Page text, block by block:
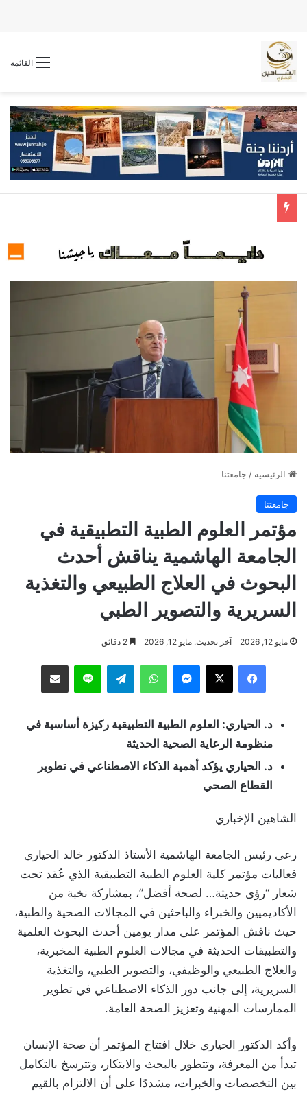
القائمة
الرئيسية / جامعتنا
جامعتنا
مؤتمر العلوم الطبية التطبيقية في
الجامعة الهاشمية يناقش أحدث
البحوث في العلاج الطبيعي والتغذية
السريرية والتصوير الطبي
مايو 12, 2026 آخر تحديث: مايو 12, 2026
فيسبوك ‫X ماسنجر واتساب تيلقرام لاين مشاركة عبر البريد
د. الحياري: العلوم الطبية التطبيقية ركيزة أساسية في
منظومة الرعاية الصحية الحديثة
د. الحياري يؤكد أهمية الذكاء الاصطناعي في تطوير
القطاع الصحي
الشاهين الإخباري
رعى رئيس الجامعة الهاشمية الأستاذ الدكتور خالد الحياري
فعاليات مؤتمر كلية العلوم الطبية التطبيقية الذي عُقد تحت
شعار “رؤى حديثة… لصحة أفضل”، بمشاركة نخبة من
الأكاديميين والخبراء والباحثين في المجالات الصحية والطبية،
حيث ناقش المؤتمر على مدار يومين أحدث البحوث العلمية
والتطبيقات الحديثة في مجالات العلوم الطبية المخبرية،
والعلاج الطبيعي والوظيفي، والتصوير الطبي، والتغذية
السريرية، إلى جانب دور الذكاء الاصطناعي في تطوير
الممارسات المهنية وتعزيز الصحة العامة.
وأكد الدكتور الحياري خلال افتتاح المؤتمر أن صحة الإنسان
تبدأ من المعرفة، وتتطور بالبحث والابتكار، وتترسخ بالتكامل
بين التخصصات والخبرات، مشددًا على أن الالتزام بالقيم